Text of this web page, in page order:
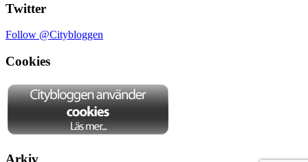
Twitter
Follow @Citybloggen
Cookies